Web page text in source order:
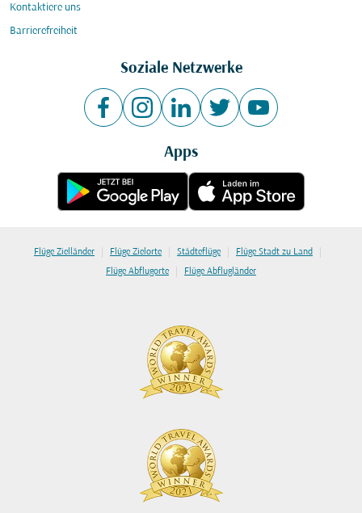
Kontaktiere uns
Barrierefreiheit
Soziale Netzwerke
Apps
Flüge Zielländer | Flüge Zielorte | Städteflüge | Flüge Stadt zu Land |
Flüge Abflugorte | Flüge Abflugländer